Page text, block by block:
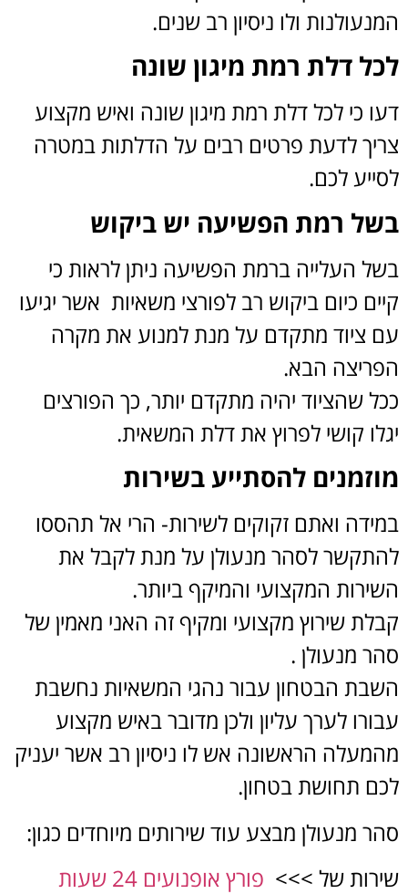
ולו ניסיון רב שנים.
דלת רמת מיגון שונה
כי לכל דלת רמת מיגון שונה ואיש מקצוע
לדעת פרטים רבים על הדלתות במטרה
לכם.
רמת הפשיעה יש ביקוש
העלייה ברמת הפשיעה ניתן לראות כי
כיום ביקוש רב לפורצי משאיות אשר יגיעו
ציוד מתקדם על מנת למנוע את מקרה
הבא.
שהציוד יהיה מתקדם יותר, כך הפורצים
קושי לפרוץ את דלת המשאית.
להסתייע בשירות
ואתם זקוקים לשירות- הרי אל תהססו
לסהר מנעולן על מנת לקבל את
המקצועי והמיקף ביותר.
שירוץ מקצועי ומקיף זה האני מאמין של
מנעולן .
הבטחון עבור נהגי המשאיות נחשבת
לערך עליון ולכן מדובר באיש מקצוע
הראשונה אש לו ניסיון רב אשר יעניק
תחושת בטחון.
מנעולן מבצע עוד שירותים מיוחדים כגון:
של >>>פורץ אופנועים 24 שעות